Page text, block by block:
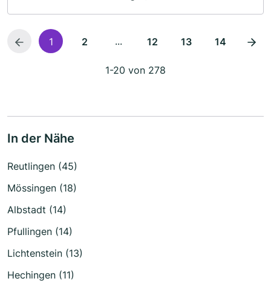
1 2 ... 12 13 14
1-20 von 278
In der Nähe
Reutlingen (45)
Mössingen (18)
Albstadt (14)
Pfullingen (14)
Lichtenstein (13)
Hechingen (11)